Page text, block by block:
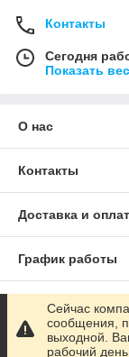
Контакты
Сегодня
Показать
О нас
Контакты
Доставка и
График работы
Полная версия
Сайт создан на
Сейчас
сообщения,
выходной.
рабочий день.